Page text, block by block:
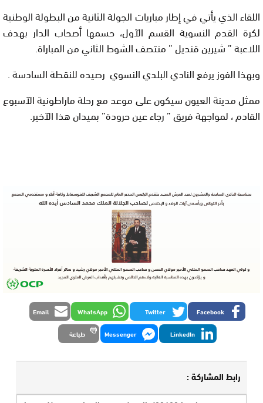
اللقاء الذي يأتي في إطار مباريات الجولة الثانية من البطولة الوطنية
لكرة القدم النسوية القسم الآول، حسمها أصحاب الدار بهدف
اللاعبة ” شيرين قنديل ” منتصف الشوط الثاني من المباراة.
وبهذا الفوز يرفع النادي البلدي النسوي رصيده للنقطة السادسة .
ممثل مدينة العيون سيكون على موعد مع رحلة ماراطونية الآسبوع
القادم ، لمواجهة فريق ” رجاء عين حرودة” بميدان هذا الآخير.
Facebook
Twitter
WhatsApp
Email
LinkedIn
Messenger طباعة
رابط المشاركة :